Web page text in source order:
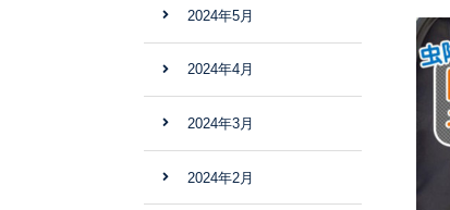
2024年5月
2024年4月
2024年3月
2024年2月